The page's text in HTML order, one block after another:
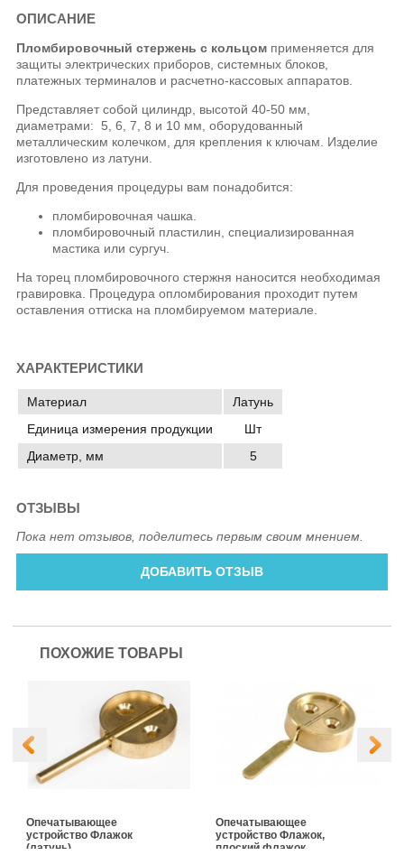
ОПИСАНИЕ
Пломбировочный стержень с кольцом применяется для
защиты электрических приборов, системных блоков,
платежных терминалов и расчетно-кассовых аппаратов.
Представляет собой цилиндр, высотой 40-50 мм,
диаметрами: 5, 6, 7, 8 и 10 мм, оборудованный
металлическим колечком, для крепления к ключам. Изделие
изготовлено из латуни.
Для проведения процедуры вам понадобится:
пломбировочная чашка.
пломбировочный пластилин, специализированная
мастика или сургуч.
На торец пломбировочного стержня наносится необходимая
гравировка. Процедура опломбирования проходит путем
оставления оттиска на пломбируемом материале.
ХАРАКТЕРИСТИКИ
Материал
Латунь
Единица измерения продукции
Шт
Диаметр, мм
5
ОТЗЫВЫ
Пока нет отзывов, поделитесь первым своим мнением.
ДОБАВИТЬ ОТЗЫВ
ПОХОЖИЕ ТОВАРЫ
Опечатывающее
устройство Флажок
(латунь)
Опечатывающее
устройство Флажок,
плоский флажок